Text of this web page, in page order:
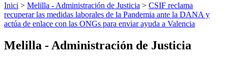
Inici > Melilla - Administración de Justicia > CSIF reclama
recuperar las medidas laborales de la Pandemia ante la DANA y
actúa de enlace con las ONGs para enviar ayuda a Valencia
Melilla - Administración de Justicia